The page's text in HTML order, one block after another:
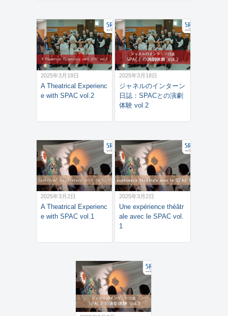
2025年3月18日
A Theatrical Experienc
e with SPAC vol.2
2025年3月18日
ジャネルのインターン
日誌：SPACとの演劇
体験 vol.2
2025年3月2日
A Theatrical Experienc
e with SPAC vol.1
2025年3月2日
Une expérience théâtr
ale avec le SPAC vol.
1